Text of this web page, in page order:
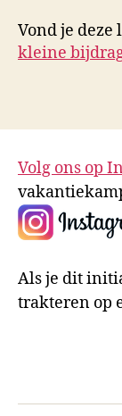
Vond je deze
kleine
Volg ons op
Als je dit
trakteren op